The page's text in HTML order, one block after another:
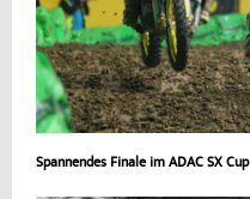
Spannendes Finale im ADAC SX Cup